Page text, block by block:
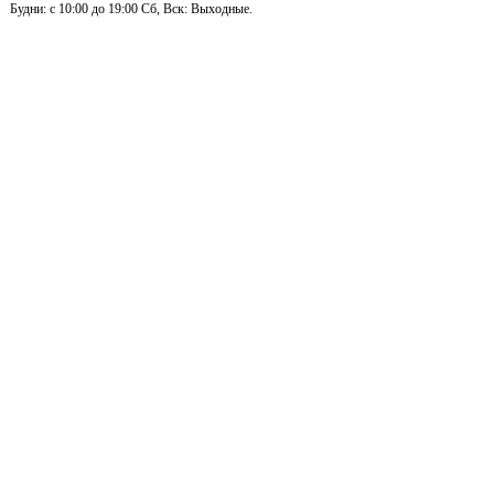
Будни: c 10:00 до 19:00 Сб, Вск: Выходные.